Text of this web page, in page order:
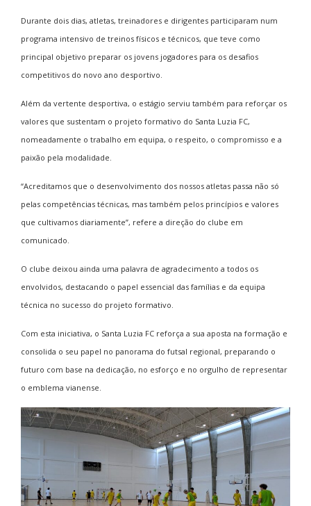
Durante dois dias, atletas, treinadores e dirigentes participaram num
programa intensivo de treinos físicos e técnicos, que teve como
principal objetivo preparar os jovens jogadores para os desafios
competitivos do novo ano desportivo.
Além da vertente desportiva, o estágio serviu também para reforçar os
valores que sustentam o projeto formativo do Santa Luzia FC,
nomeadamente o trabalho em equipa, o respeito, o compromisso e a
paixão pela modalidade.
“Acreditamos que o desenvolvimento dos nossos atletas passa não só
pelas competências técnicas, mas também pelos princípios e valores
que cultivamos diariamente”, refere a direção do clube em
comunicado.
O clube deixou ainda uma palavra de agradecimento a todos os
envolvidos, destacando o papel essencial das famílias e da equipa
técnica no sucesso do projeto formativo.
Com esta iniciativa, o Santa Luzia FC reforça a sua aposta na formação e
consolida o seu papel no panorama do futsal regional, preparando o
futuro com base na dedicação, no esforço e no orgulho de representar
o emblema vianense.